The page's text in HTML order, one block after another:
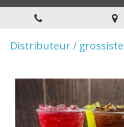
Distributeur / grossiste